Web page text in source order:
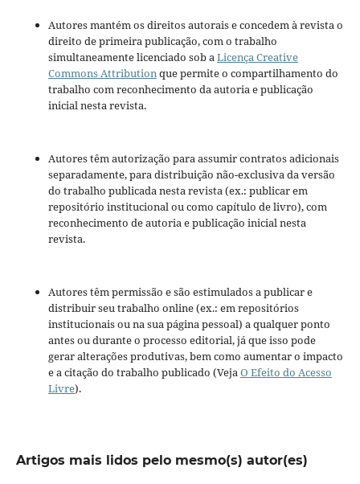
Autores mantém os direitos autorais e concedem à revista o
direito de primeira publicação, com o trabalho
simultaneamente licenciado sob aLicença Creative
Commons Attributionque permite o compartilhamento do
trabalho com reconhecimento da autoria e publicação
inicial nesta revista.
Autores têm autorização para assumir contratos adicionais
separadamente, para distribuição não-exclusiva da versão
do trabalho publicada nesta revista (ex.: publicar em
repositório institucional ou como capítulo de livro), com
reconhecimento de autoria e publicação inicial nesta
revista.
Autores têm permissão e são estimulados a publicar e
distribuir seu trabalho online (ex.: em repositórios
institucionais ou na sua página pessoal) a qualquer ponto
antes ou durante o processo editorial, já que isso pode
gerar alterações produtivas, bem como aumentar o impacto
e a citação do trabalho publicado (VejaO Efeito do Acesso
Livre).
Artigos mais lidos pelo mesmo(s) autor(es)